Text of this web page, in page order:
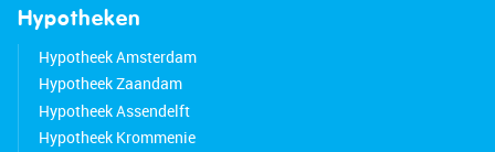
Hypotheken
Hypotheek Amsterdam
Hypotheek Zaandam
Hypotheek Assendelft
Hypotheek Krommenie